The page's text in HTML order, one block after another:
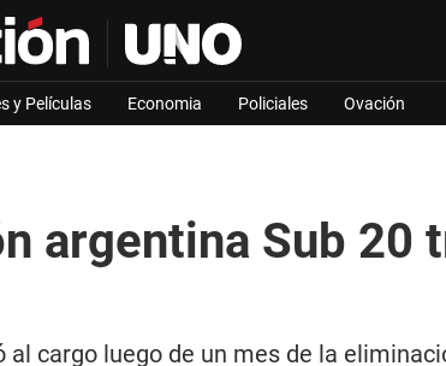
y Películas Economia Policiales Ovación
argentina Sub 20
cargo luego de un mes de la